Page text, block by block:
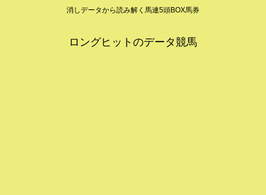
消しデータから読み解く馬連5頭BOX馬券
ロングヒットのデータ競馬